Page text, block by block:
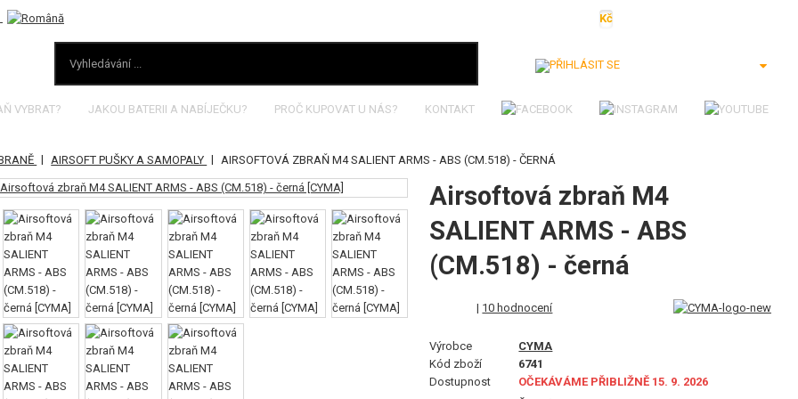
Kč
VYBRAT? JAKOU BATERII A NABÍJEČKU? PROČ KUPOVAT U NÁS? KONTAKT
| AIRSOFT PUŠKY A SAMOPALY | AIRSOFTOVÁ ZBRAŇ M4 SALIENT ARMS - ABS (CM.518) - ČERNÁ
Airsoftová zbraň M4
SALIENT ARMS - ABS
(CM.518) - černá
| 10 hodnocení
Výrobce
CYMA
Kód zboží
6741
Dostupnost
OČEKÁVÁME PŘIBLIŽNĚ 15. 9. 2026